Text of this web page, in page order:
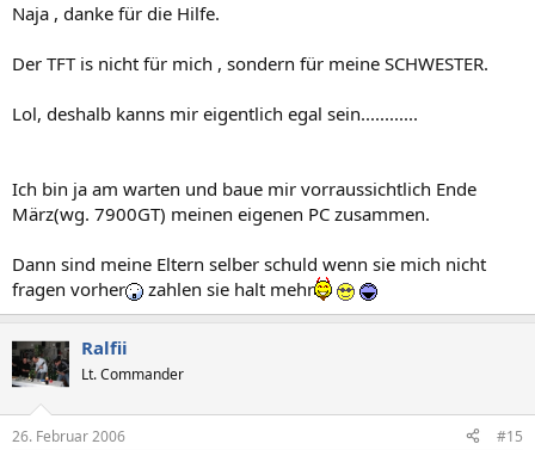
Naja , danke für die Hilfe.
Der TFT is nicht für mich , sondern für meine SCHWESTER.
Lol, deshalb kanns mir eigentlich egal sein............
Ich bin ja am warten und baue mir vorraussichtlich Ende
März(wg. 7900GT) meinen eigenen PC zusammen.
Dann sind meine Eltern selber schuld wenn sie mich nicht
fragen vorher
zahlen sie halt mehr
Ralfii
Lt. Commander
26. Februar 2006 #15